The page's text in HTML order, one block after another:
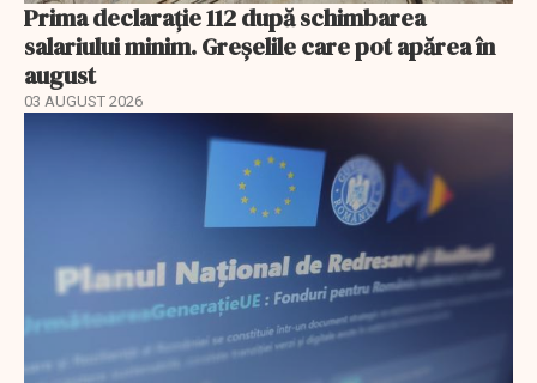
Prima declarație 112 după schimbarea
salariului minim. Greșelile care pot apărea în
august
03 AUGUST 2026